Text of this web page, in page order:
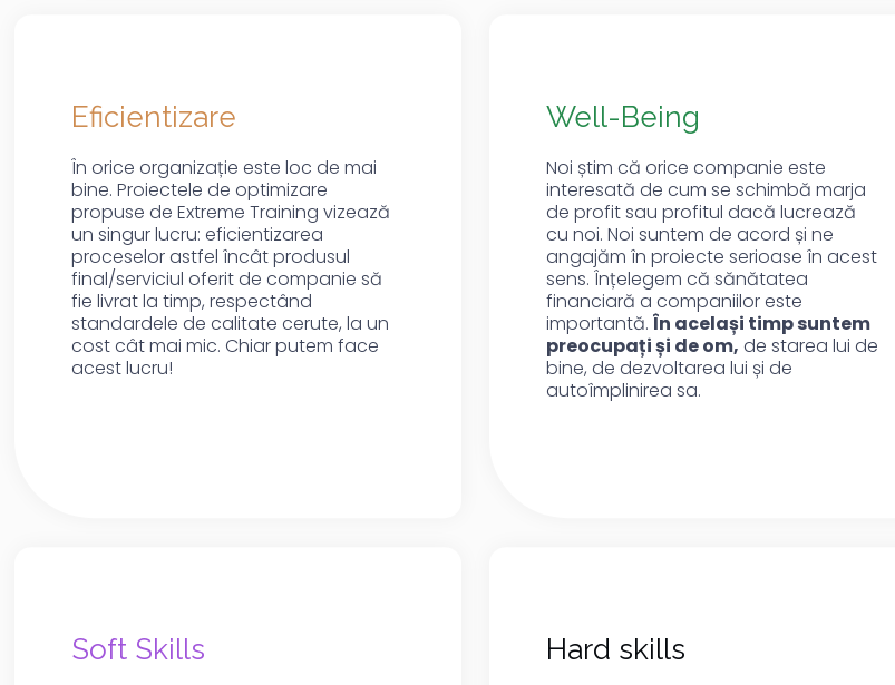
Eficientizare
În orice organizație este loc de mai
bine. Proiectele de optimizare
propuse de Extreme Training vizează
un singur lucru: eficientizarea
proceselor astfel încât produsul
final/serviciul oferit de companie să
fie livrat la timp, respectând
standardele de calitate cerute, la un
cost cât mai mic. Chiar putem face
acest lucru!
Well-Being
Noi știm că orice companie este
interesată de cum se schimbă marja
de profit sau profitul dacă lucrează
cu noi. Noi suntem de acord și ne
angajăm în proiecte serioase în acest
sens. Înțelegem că sănătatea
financiară a companiilor este
importantă.În același timp suntem
preocupați și de om, de starea lui de
bine, de dezvoltarea lui și de
autoîmplinirea sa.
Soft Skills Hard skills